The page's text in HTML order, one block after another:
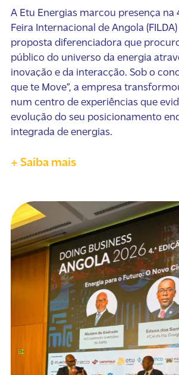
A Etu Energias marcou presença na
Feira Internacional de Angola
proposta diferenciadora que
público do universo da energia
inovação e da interacção. Sob o
que te Move”, a empresa
num centro de experiências que
evolução do seu posicionamento
integrada de energias.
+ Saiba mais